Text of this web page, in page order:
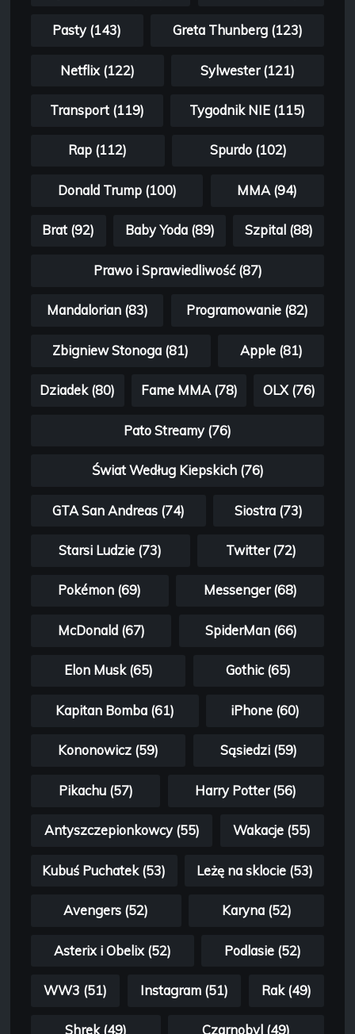
Pasty (143) Greta Thunberg (123)
Netflix (122) Sylwester (121)
Transport (119) Tygodnik NIE (115)
Rap (112) Spurdo (102)
Donald Trump (100) MMA (94)
Brat (92) Baby Yoda (89) Szpital (88)
Prawo i Sprawiedliwość (87)
Mandalorian (83) Programowanie (82)
Zbigniew Stonoga (81) Apple (81)
Dziadek (80) Fame MMA (78) OLX (76)
Pato Streamy (76)
Świat Według Kiepskich (76)
GTA San Andreas (74) Siostra (73)
Starsi Ludzie (73) Twitter (72)
Pokémon (69) Messenger (68)
McDonald (67) SpiderMan (66)
Elon Musk (65) Gothic (65)
Kapitan Bomba (61) iPhone (60)
Kononowicz (59) Sąsiedzi (59)
Pikachu (57) Harry Potter (56)
Antyszczepionkowcy (55) Wakacje (55)
Kubuś Puchatek (53) Leżę na sklocie (53)
Avengers (52) Karyna (52)
Asterix i Obelix (52) Podlasie (52)
WW3 (51) Instagram (51) Rak (49)
Shrek (49) Czarnobyl (49)